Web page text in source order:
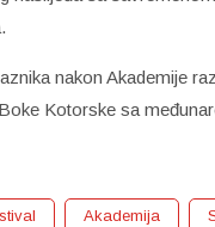
nakon Akademije
Kotorske sa
Akademija